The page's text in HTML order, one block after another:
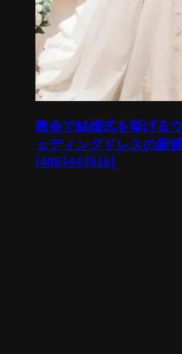
教会で結婚式を挙げるウ
ェディングドレスの新
[4003443916]